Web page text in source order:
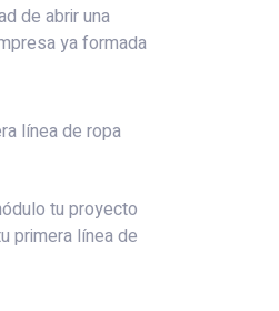
de abrir una
ya formada
línea de ropa
tu proyecto
primera línea de